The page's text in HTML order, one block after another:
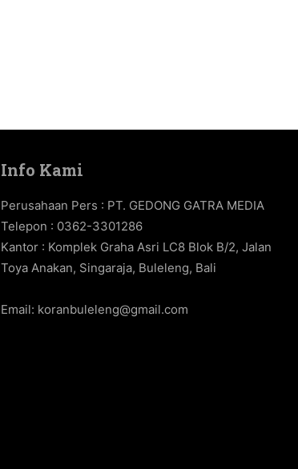
Info Kami
Perusahaan Pers : PT. GEDONG GATRA MEDIA
Telepon : 0362-3301286
Kantor : Komplek Graha Asri LC8 Blok B/2, Jalan
Toya Anakan, Singaraja, Buleleng, Bali
Email: koranbuleleng@gmail.com